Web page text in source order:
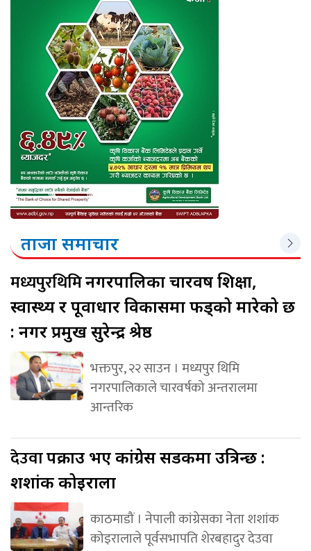
ताजा समाचार
मध्यपुरथिमिनगरपालिका चारवर्ष शिक्षा,
स्वास्थ्य र पूर्वाधार विकासमा फड्को मारेको छ
: नगर प्रमुख सुरेन्द्र श्रेष्ठ
भक्तपुर, २२ साउन । मध्यपुर थिमि
नगरपालिकाले चारवर्षको अन्तरालमा
आन्तरिक
देउवापक्राउ भए कांग्रेस सडकमा उत्रिन्छ :
शशांक कोइराला
काठमाडौं । नेपाली कांग्रेसका नेता शशांक
कोइरालाले पूर्वसभापति शेरबहादुर देउवा